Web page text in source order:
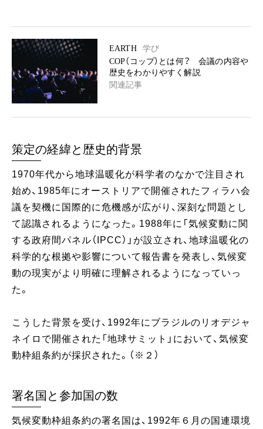
EARTH
学び
COP（コップ）とは何？ 会議の内容や
歴史をわかりやすく解説
関連記事
策定の経緯と歴史的背景
1970年代から地球温暖化が科学者のなかで注目され
始め、1985年にオーストリアで開催されたフィラハ会
議を契機に国際的に危機感が広がり、深刻な問題とし
て認識されるようになった。1988年に「気候変動に関
する政府間パネル（IPCC）」が設立され、地球温暖化の
科学的な根拠や影響について報告書を発表し、気候変
動の現実がより明確に理解されるようになっていっ
た。
こうした背景を受け、1992年にブラジルのリオデジャ
ネイロで開催された「地球サミット」において、気候変
動枠組条約が採択された。（※２）
署名国と参加国の数
気候変動枠組条約の署名国は、1992年６月の国連環境